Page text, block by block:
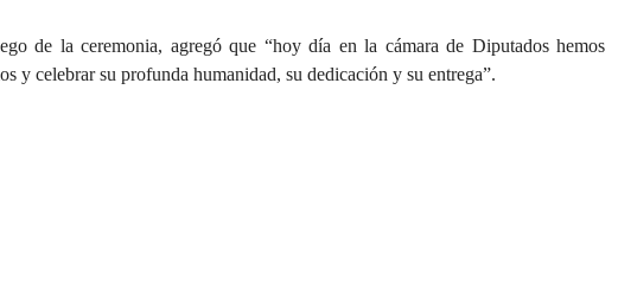
de la ceremonia, agregó que “hoy día en la cámara de Diputados hemos
y celebrar su profunda humanidad, su dedicación y su entrega”.